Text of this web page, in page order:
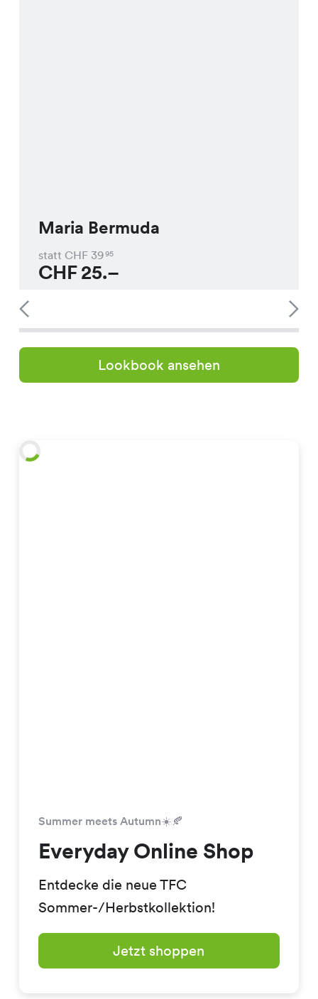
Maria Bermuda
statt CHF 3995
CHF25.–
Lookbook ansehen
Summer meets Autumn☀️🍂
Everyday Online Shop
Entdecke die neue TFC
Sommer-/Herbstkollektion!
Jetzt shoppen